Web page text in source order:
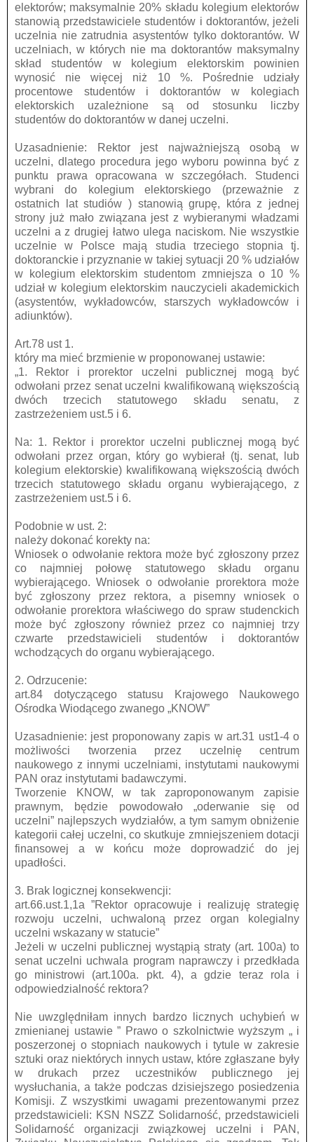
elektorów; maksymalnie 20% składu kolegium elektorów
stanowią przedstawiciele studentów i doktorantów, jeżeli
uczelnia nie zatrudnia asystentów tylko doktorantów. W
uczelniach, w których nie ma doktorantów maksymalny
skład studentów w kolegium elektorskim powinien
wynosić nie więcej niż 10 %. Pośrednie udziały
procentowe studentów i doktorantów w kolegiach
elektorskich uzależnione są od stosunku liczby
studentów do doktorantów w danej uczelni.
Uzasadnienie: Rektor jest najważniejszą osobą w
uczelni, dlatego procedura jego wyboru powinna być z
punktu prawa opracowana w szczegółach. Studenci
wybrani do kolegium elektorskiego (przeważnie z
ostatnich lat studiów ) stanowią grupę, która z jednej
strony już mało związana jest z wybieranymi władzami
uczelni a z drugiej łatwo ulega naciskom. Nie wszystkie
uczelnie w Polsce mają studia trzeciego stopnia tj.
doktoranckie i przyznanie w takiej sytuacji 20 % udziałów
w kolegium elektorskim studentom zmniejsza o 10 %
udział w kolegium elektorskim nauczycieli akademickich
(asystentów, wykładowców, starszych wykładowców i
adiunktów).
Art.78 ust 1.
który ma mieć brzmienie w proponowanej ustawie:
„1. Rektor i prorektor uczelni publicznej mogą być
odwołani przez senat uczelni kwalifikowaną większością
dwóch trzecich statutowego składu senatu, z
zastrzeżeniem ust.5 i 6.
Na: 1. Rektor i prorektor uczelni publicznej mogą być
odwołani przez organ, który go wybierał (tj. senat, lub
kolegium elektorskie) kwalifikowaną większością dwóch
trzecich statutowego składu organu wybierającego, z
zastrzeżeniem ust.5 i 6.
Podobnie w ust. 2:
należy dokonać korekty na:
Wniosek o odwołanie rektora może być zgłoszony przez
co najmniej połowę statutowego składu organu
wybierającego. Wniosek o odwołanie prorektora może
być zgłoszony przez rektora, a pisemny wniosek o
odwołanie prorektora właściwego do spraw studenckich
może być zgłoszony również przez co najmniej trzy
czwarte przedstawicieli studentów i doktorantów
wchodzących do organu wybierającego.
2. Odrzucenie:
art.84 dotyczącego statusu Krajowego Naukowego
Ośrodka Wiodącego zwanego „KNOW”
Uzasadnienie: jest proponowany zapis w art.31 ust1-4 o
możliwości tworzenia przez uczelnię centrum
naukowego z innymi uczelniami, instytutami naukowymi
PAN oraz instytutami badawczymi.
Tworzenie KNOW, w tak zaproponowanym zapisie
prawnym, będzie powodowało „oderwanie się od
uczelni” najlepszych wydziałów, a tym samym obniżenie
kategorii całej uczelni, co skutkuje zmniejszeniem dotacji
finansowej a w końcu może doprowadzić do jej
upadłości.
3. Brak logicznej konsekwencji:
art.66.ust.1,1a ”Rektor opracowuje i realizuję strategię
rozwoju uczelni, uchwaloną przez organ kolegialny
uczelni wskazany w statucie”
Jeżeli w uczelni publicznej wystąpią straty (art. 100a) to
senat uczelni uchwala program naprawczy i przedkłada
go ministrowi (art.100a. pkt. 4), a gdzie teraz rola i
odpowiedzialność rektora?
Nie uwzględniłam innych bardzo licznych uchybień w
zmienianej ustawie ” Prawo o szkolnictwie wyższym „ i
poszerzonej o stopniach naukowych i tytule w zakresie
sztuki oraz niektórych innych ustaw, które zgłaszane były
w drukach przez uczestników publicznego jej
wysłuchania, a także podczas dzisiejszego posiedzenia
Komisji. Z wszystkimi uwagami prezentowanymi przez
przedstawicieli: KSN NSZZ Solidarność, przedstawicieli
Solidarność organizacji związkowej uczelni i PAN,